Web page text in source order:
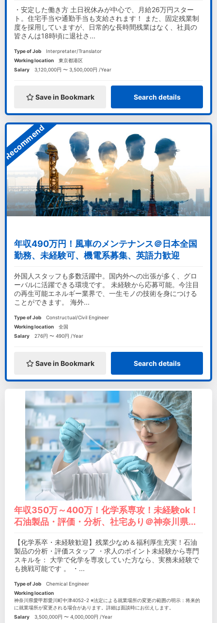
・安定した働き方 土日祝休みが中心で、月給26万円スター
ト。住宅手当や通勤手当も支給されます！ また、固定残業制
度を採用していますが、日常的な長時間残業はなく、社員の
皆さんは18時頃に退社さ...
Type of Job
Interpretater/Translator
Working location
東京都港区
Salary
3,120,000円 〜 3,500,000円 /Year
Save in Bookmark Search details
Recommend
年収490万円！風車のメンテナンス＠日本全国
勤務、未経験可、機電系募集、英語力歓迎
外国人スタッフも多数活躍中。国内外への出張が多く、グロ
ーバルに活躍できる環境です。 未経験から応募可能。今注目
の再生可能エネルギー業界で、一生モノの技術を身につける
ことができます。 海外...
Type of Job
Constructual/Civil Engineer
Working location
全国
Salary
276円 〜 490円 /Year
Save in Bookmark Search details
年収350万～400万！化学系専攻！未経験ok！
石油製品・評価・分析、社宅あり＠神奈川県...
【化学系卒・未経験歓迎】残業少なめ＆福利厚生充実！石油
製品の分析・評価スタッフ ・求人のポイント未経験から専門
スキルを： 大学で化学を専攻していた方なら、実務未経験で
も挑戦可能です 。 ・...
Type of Job
Chemical Engineer
Working location
神奈川県愛甲郡愛川町中津4052-2 ※法定による就業場所の変更の範囲の明示：将来的
に就業場所が変更される場合があります。詳細は面談時にお伝えします。
Salary
3,500,000円 〜 4,000,000円 /Year